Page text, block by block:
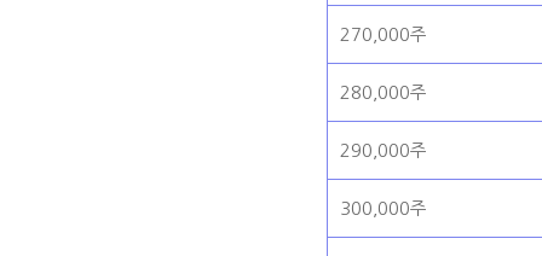
270,000주
280,000주
290,000주
300,000주